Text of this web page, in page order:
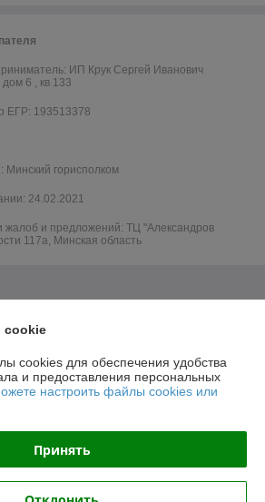
ИП Крук Сергей Иванович
6 , кв 133
ЕГР: 193513378
Минский горисполком
24.02.2021
жалоб и предложений: ТЦ "Александров
117а, Минская область
cookie
cookies для обеспечения удобства
и предоставления персональных
настроить файлы cookies или
Принять